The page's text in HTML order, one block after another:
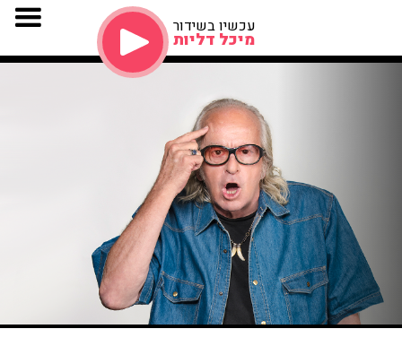
עכשיו בשידור
מיכל דליות